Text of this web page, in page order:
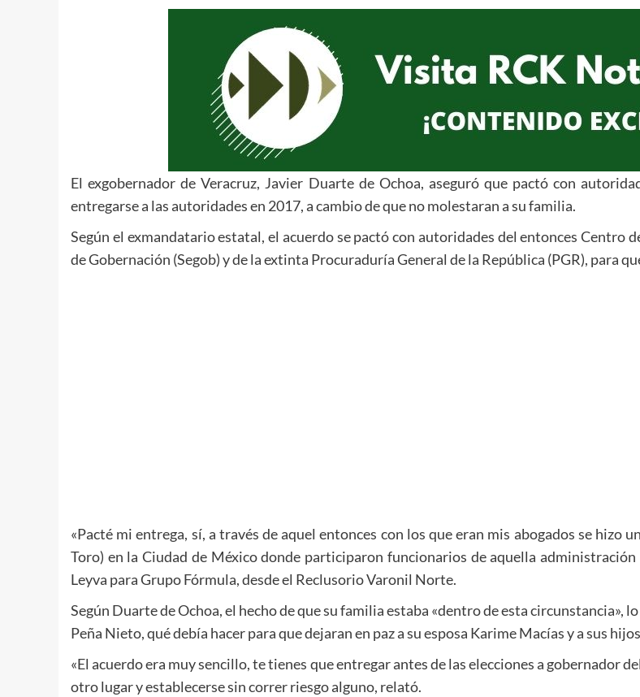
El exgobernador de Veracruz, Javier Duarte de Ochoa, aseguró que pactó con
entregarse a las autoridades en 2017, a cambio de que no molestaran a su familia.
Según el exmandatario estatal, el acuerdo se pactó con autoridades del entonces Centro
de Gobernación (Segob) y de la extinta Procuraduría General de la República (PGR), para
«Pacté mi entrega, sí, a través de aquel entonces con los que eran mis abogados se hizo
Toro) en la Ciudad de México donde participaron funcionarios de aquella
Leyva para Grupo Fórmula, desde el Reclusorio Varonil Norte.
Según Duarte de Ochoa, el hecho de que su familia estaba «dentro de esta circunstancia»,
Peña Nieto, qué debía hacer para que dejaran en paz a su esposa Karime Macías y a sus
«El acuerdo era muy sencillo, te tienes que entregar antes de las elecciones a gobernador
otro lugar y establecerse sin correr riesgo alguno, relató.